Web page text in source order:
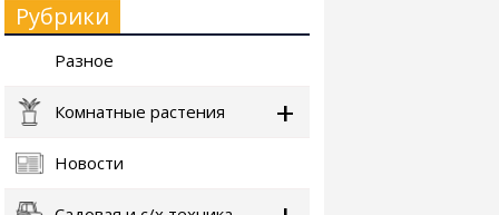
Рубрики
Разное
Комнатные растения
Новости